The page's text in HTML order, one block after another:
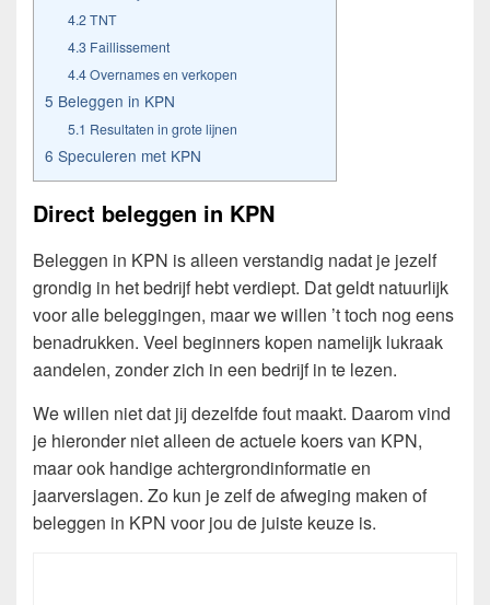
4.2TNT
4.3Faillissement
4.4Overnames en verkopen
5 Beleggen in KPN
5.1 Resultaten in grote lijnen
6 Speculeren met KPN
Direct beleggen in KPN
Beleggen in KPN is alleen verstandig nadat je jezelf
grondig in het bedrijf hebt verdiept. Dat geldt natuurlijk
voor alle beleggingen, maar we willen ’t toch nog eens
benadrukken. Veel beginners kopen namelijk lukraak
aandelen, zonder zich in een bedrijf in te lezen.
We willen niet dat jij dezelfde fout maakt. Daarom vind
je hieronder niet alleen de actuele koers van KPN,
maar ook handige achtergrondinformatie en
jaarverslagen. Zo kun je zelf de afweging maken of
beleggen in KPN voor jou de juiste keuze is.